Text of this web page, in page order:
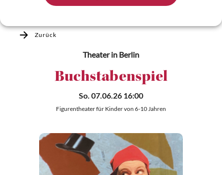
Zurück
Theaterin Berlin
Buchstabenspiel
So. 07.06.26 16:00
Figurentheater für Kinder von 6-10 Jahren